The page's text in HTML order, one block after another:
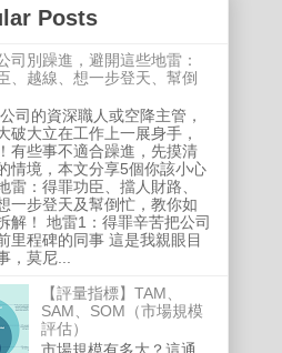
Posts
司別躁進，避開這些地雷：
、越線、想一步登天、幫倒
司的資深職人或空降主管，
破大立在工作上一展身手，
有些事不適合躁進，先摸清
情境，本文分享5個你該小心
雷：得罪功臣、擋人財路、
一步登天及幫倒忙，教你如
解！ 地雷1：得罪辛苦把公司
里程碑的同事 這是我親眼目
，莫尼...
【評量指標】TAM、
SAM、SOM（市場規模
評估）